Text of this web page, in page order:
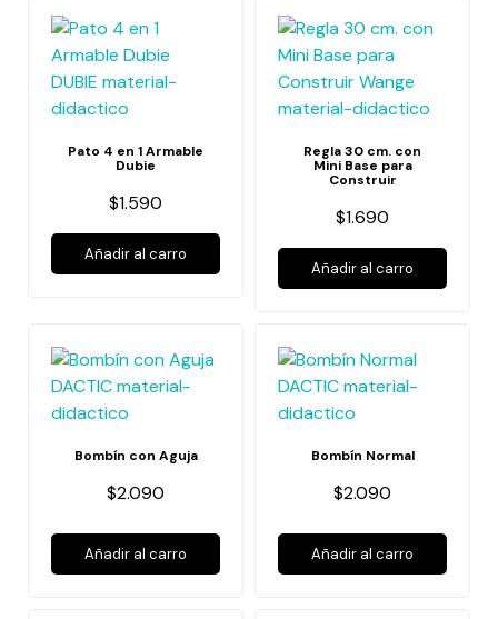
Pato 4 en 1 Armable
Dubie
$1.590
Añadir al carro
Regla 30 cm. con
Mini Base para
Construir
$1.690
Añadir al carro
Bombín con Aguja
$2.090
Añadir al carro
Bombín Normal
$2.090
Añadir al carro